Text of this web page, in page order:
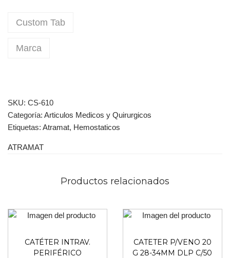
Custom Tab
Marca
SKU: CS-610
Categoría: Articulos Medicos y Quirurgicos
Etiquetas: Atramat, Hemostaticos
ATRAMAT
Productos relacionados
CATÉTER INTRAV.
PERIFÉRICO
CATETER P/VENO 20
G 28-34MM DLP C/50